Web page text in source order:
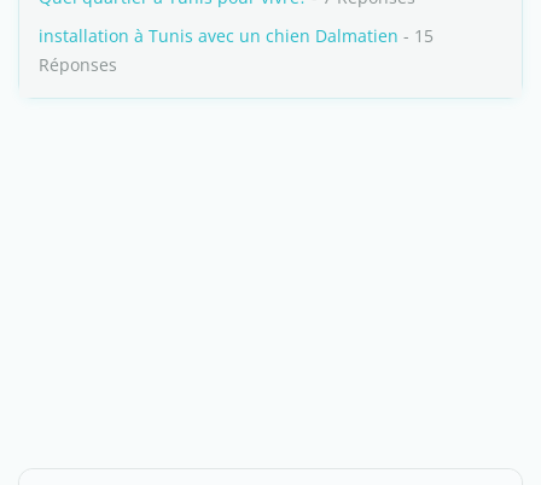
installation à Tunis avec un chien Dalmatien - 15
Réponses